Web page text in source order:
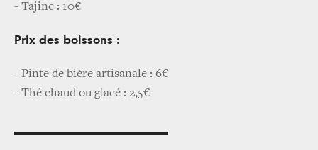
- Tajine : 10€
Prix des boissons :
- Pinte de bière artisanale : 6€
- Thé chaud ou glacé : 2,5€